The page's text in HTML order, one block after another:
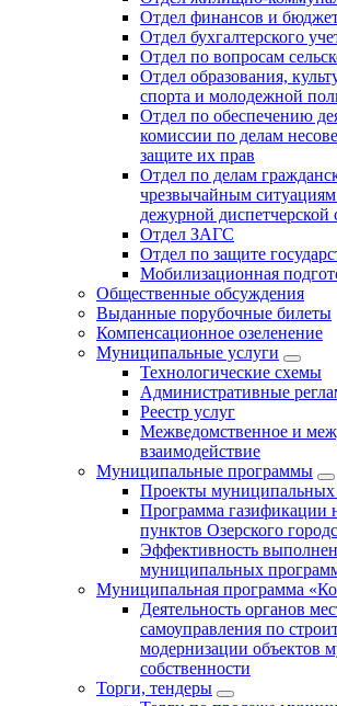
Отдел финансов и
Отдел бухгалтерского
Отдел по вопросам
Отдел образования,
спорта и молодежной
Отдел по обеспечению
комиссии по делам
защите их прав
Отдел по делам
чрезвычайным
дежурной
Отдел ЗАГС
Отдел по защите
Мобилизационная
Общественные обсуждения
Выданные порубочные билеты
Компенсационное озеленение
Муниципальные услуги
Технологические схемы
Административные
Реестр услуг
Межведомственное и
взаимодействие
Муниципальные программы
Проекты
Программа газификации
пунктов Озерского
Эффективность
муниципальных
Муниципальная программа
Деятельность органов
самоуправления по
модернизации объектов
собственности
Торги, тендеры